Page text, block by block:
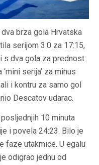
brza gola Hrvatska
serijom 3:0 za 17:15,
s dva gola za prednost
serija’ za minus
i kontru za samo gol
Descatov udarac.
10 minuta
i povela 24:23. Bilo je
faze utakmice. U egalu
odigrao jednu od